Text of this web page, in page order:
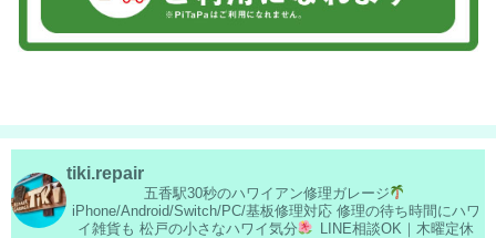
松戸市よりお越しのお客様のiPhoneSE2の液晶交換をさせて頂きました！
ありがとうございました！
2026/05/28
がとうございました！
2026/05/27
松戸市よりお越しのお客様のiPhone14のナノナインガラスコーティングを
させて頂きました！ありがとうございました！
2026/05/26
tiki.repair
五香駅30秒のハワイアン修理ガレージ
iPhone/Android/Switch/PC/基板修理対応修理の待ち時間にハワ
イ雑貨も 松戸の小さなハワイ気分 LINE相談OK｜木曜定休